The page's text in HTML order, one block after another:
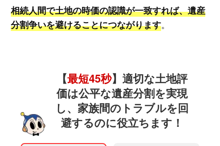
相続人間で土地の時価の認識が一致すれば、遺産
分割争いを避けることにつながります。
【最短45秒】適切な土地評
価は公平な遺産分割を実現
し、家族間のトラブルを回
避するのに役立ちます！